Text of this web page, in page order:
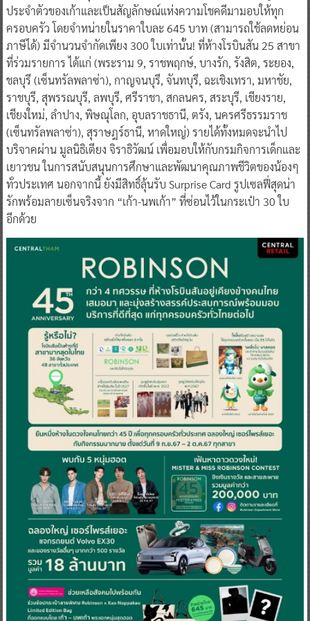
ประจำตัวของเก้าและเป็นสัญลักษณ์แห่งความโชคดีมามอบให้ทุก
ครอบครัว โดยจำหน่ายในราคาใบละ 645 บาท (สามารถใช้ลดหย่อน
ภาษีได้) มีจำนวนจำกัดเพียง 300 ใบเท่านั้น! ที่ห้างโรบินสัน 25 สาขา
ที่ร่วมรายการ ได้แก่ (พระราม 9, ราชพฤกษ์, บางรัก, รังสิต, ระยอง,
ชลบุรี (เซ็นทรัลพลาซ่า), กาญจนบุรี, จันทบุรี, ฉะเชิงเทรา, มหาชัย,
ราชบุรี, สุพรรณบุรี, ลพบุรี, ศรีราชา, สกลนคร, สระบุรี, เชียงราย,
เชียงใหม่, ลำปาง, พิษณุโลก, อุบลราชธานี, ตรัง, นครศรีธรรมราช
(เซ็นทรัลพลาซ่า), สุราษฎร์ธานี, หาดใหญ่) รายได้ทั้งหมดจะนำไป
บริจาคผ่าน มูลนิธิเตียง จิราธิวัฒน์ เพื่อมอบให้กับกรมกิจการเด็กและ
เยาวชน ในการสนับสนุนการศึกษาและพัฒนาคุณภาพชีวิตของน้องๆ
ทั่วประเทศ นอกจากนี้ ยังมีสิทธิ์ลุ้นรับ Surprise Card รูปเซลฟี่สุดน่า
รักพร้อมลายเซ็นจริงจาก “เก้า-นพเก้า” ที่ซ่อนไว้ในกระเป๋า 30 ใบ
อีกด้วย